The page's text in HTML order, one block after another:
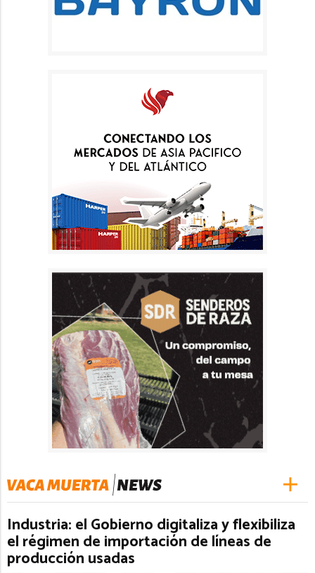
Industria: el Gobierno digitaliza y flexibiliza
el régimen de importación de líneas de
producción usadas